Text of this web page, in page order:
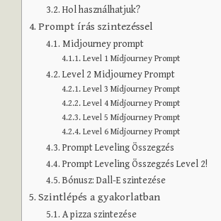
Hol használhatjuk?
Prompt írás szintezéssel
Midjourney prompt
Level 1 Midjourney Prompt
Level 2 Midjourney Prompt
Level 3 Midjourney Prompt
Level 4 Midjourney Prompt
Level 5 Midjourney Prompt
Level 6 Midjourney Prompt
Prompt Leveling Összegzés
Prompt Leveling Összegzés Level 2!
Bónusz: Dall-E szintezése
Szintlépés a gyakorlatban
A pizza szintezése